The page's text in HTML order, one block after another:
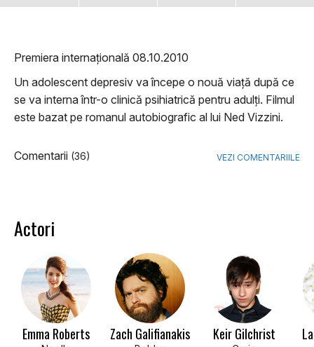
Premiera internațională 08.10.2010
Un adolescent depresiv va începe o nouă viață după ce
se va interna într-o clinică psihiatrică pentru adulți. Filmul
este bazat pe romanul autobiografic al lui Ned Vizzini.
Comentarii (36) VEZI COMENTARIILE
Actori
Emma Roberts Zach Galifianakis Keir Gilchrist